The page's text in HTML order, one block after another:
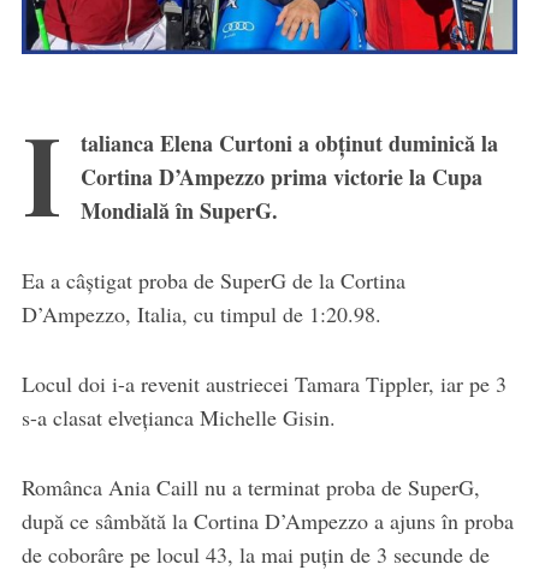
I
talianca Elena Curtoni a obținut duminică la
Cortina D’Ampezzo prima victorie la Cupa
Mondială în SuperG.
Ea a câștigat proba de SuperG de la Cortina
D’Ampezzo, Italia, cu timpul de 1:20.98.
Locul doi i-a revenit austriecei Tamara Tippler, iar pe 3
s-a clasat elvețianca Michelle Gisin.
Românca Ania Caill nu a terminat proba de SuperG,
după ce sâmbătă la Cortina D’Ampezzo a ajuns în proba
de coborâre pe locul 43, la mai puțin de 3 secunde de